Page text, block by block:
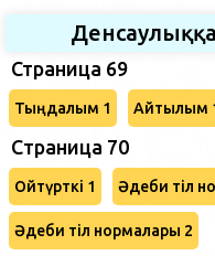
Страница 69
Тыңдалым 1 Айтылым
Cтраница 70
Ойтүрткі 1 Әдеби тіл
Әдеби тіл нормалары 2